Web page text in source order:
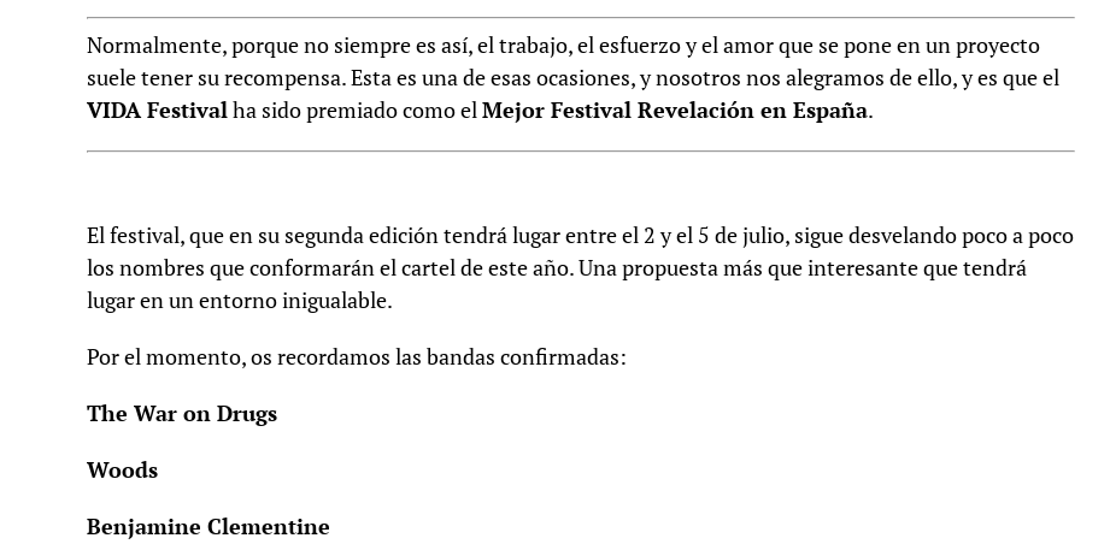
Normalmente, porque no siempre es así, el trabajo, el esfuerzo y el amor que se pone en un proyecto
suele tener su recompensa. Esta es una de esas ocasiones, y nosotros nos alegramos de ello, y es que el
VIDA Festivalha sido premiado como elMejor Festival Revelación en España.
El festival, que en su segunda edición tendrá lugar entre el 2 y el 5 de julio, sigue desvelando poco a poco
los nombres que conformarán el cartel de este año. Una propuesta más que interesante que tendrá
lugar en un entorno inigualable.
Por el momento, os recordamos las bandas confirmadas:
The War on Drugs
Woods
Benjamine Clementine